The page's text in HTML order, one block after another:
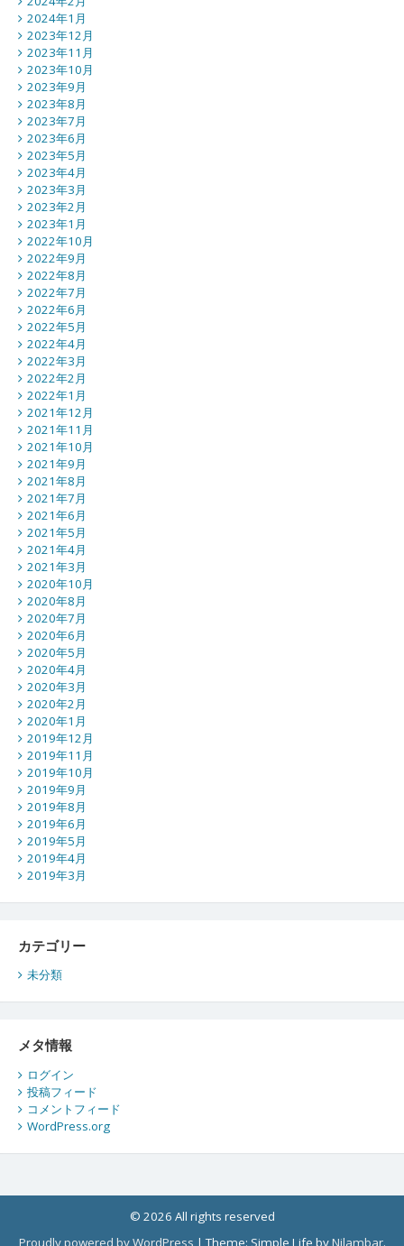
2024年1月
2023年12月
2023年11月
2023年10月
2023年9月
2023年8月
2023年7月
2023年6月
2023年5月
2023年4月
2023年3月
2023年2月
2023年1月
2022年10月
2022年9月
2022年8月
2022年7月
2022年6月
2022年5月
2022年4月
2022年3月
2022年2月
2022年1月
2021年12月
2021年11月
2021年10月
2021年9月
2021年8月
2021年7月
2021年6月
2021年5月
2021年4月
2021年3月
2020年10月
2020年8月
2020年7月
2020年6月
2020年5月
2020年4月
2020年3月
2020年2月
2020年1月
2019年12月
2019年11月
2019年10月
2019年9月
2019年8月
2019年6月
2019年5月
2019年4月
2019年3月
カテゴリー
未分類
メタ情報
ログイン
投稿フィード
コメントフィード
WordPress.org
© 2026 All rights reserved
Proudly powered by WordPress |Theme: Simple Life byNilambar.